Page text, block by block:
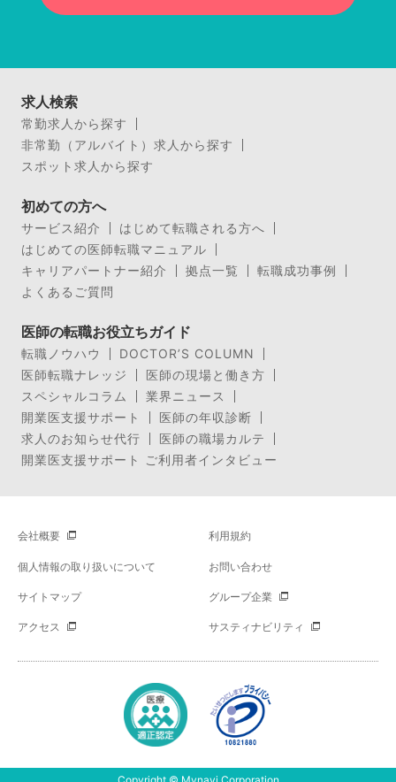
求人検索
常勤求人から探す
非常勤（アルバイト）求人から探す
スポット求人から探す
初めての方へ
サービス紹介
はじめて転職される方へ
はじめての医師転職マニュアル
キャリアパートナー紹介
拠点一覧
転職成功事例
よくあるご質問
医師の転職お役立ちガイド
転職ノウハウ
DOCTOR’S COLUMN
医師転職ナレッジ
医師の現場と働き方
スペシャルコラム
業界ニュース
開業医支援サポート
医師の年収診断
求人のお知らせ代行
医師の職場カルテ
開業医支援サポート ご利用者インタビュー
会社概要 利用規約
個人情報の取り扱いについて お問い合わせ
サイトマップ グループ企業
アクセス サスティナビリティ